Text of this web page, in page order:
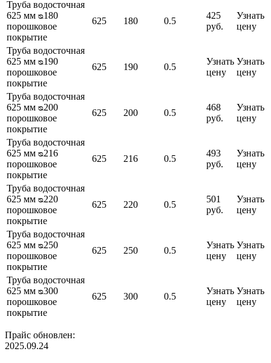
Труба водосточная
625 мм ᴓ180
порошковое
покрытие
625 180 0.5
425
руб.
Узнать
цену
Труба водосточная
625 мм ᴓ190
порошковое
покрытие
625 190 0.5
Узнать
цену
Узнать
цену
Труба водосточная
625 мм ᴓ200
порошковое
покрытие
625 200 0.5
468
руб.
Узнать
цену
Труба водосточная
625 мм ᴓ216
порошковое
покрытие
625 216 0.5
493
руб.
Узнать
цену
Труба водосточная
625 мм ᴓ220
порошковое
покрытие
625 220 0.5
501
руб.
Узнать
цену
Труба водосточная
625 мм ᴓ250
порошковое
покрытие
625 250 0.5
Узнать
цену
Узнать
цену
Труба водосточная
625 мм ᴓ300
порошковое
покрытие
625 300 0.5
Узнать
цену
Узнать
цену
Прайс обновлен:
2025.09.24